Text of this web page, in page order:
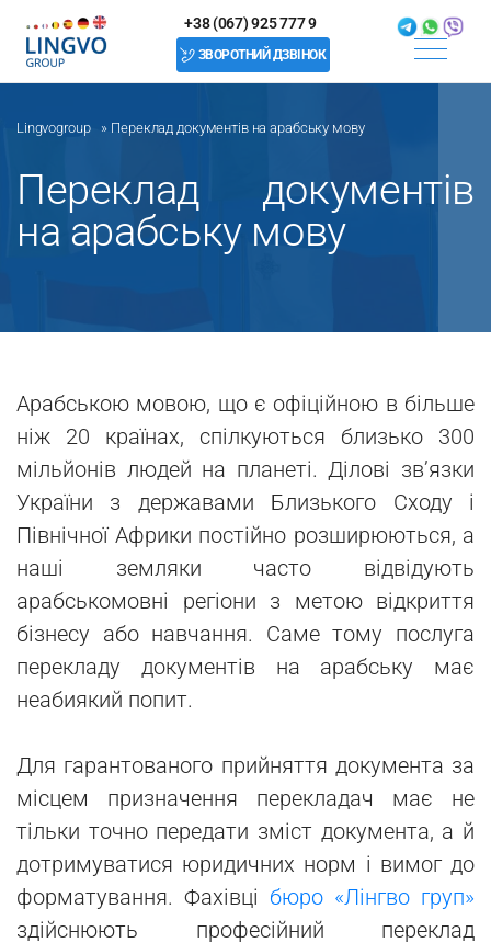
+38 (067) 925 777 9
ЗВОРОТНИЙ ДЗВІНОК
Lingvogroup » Переклад документів на арабську мову
Переклад документів
на арабську мову
Арабською мовою, що є офіційною в більше
ніж 20 країнах, спілкуються близько 300
мільйонів людей на планеті. Ділові зв’язки
України з державами Близького Сходу і
Північної Африки постійно розширюються, а
наші земляки часто відвідують
арабськомовні регіони з метою відкриття
бізнесу або навчання. Саме тому послуга
перекладу документів на арабську має
неабиякий попит.
Для гарантованого прийняття документа за
місцем призначення перекладач має не
тільки точно передати зміст документа, а й
дотримуватися юридичних норм і вимог до
форматування. Фахівці бюро «Лінгво груп»
здійснюють професійний переклад